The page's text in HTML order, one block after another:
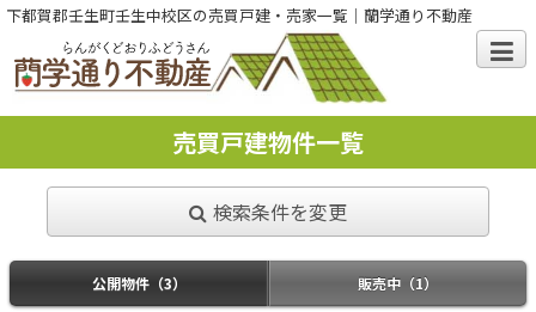
下都賀郡壬生町壬生中校区の売買戸建・売家一覧｜蘭学通り不動産
売買戸建物件一覧
検索条件を変更
公開物件（3） 販売中（1）